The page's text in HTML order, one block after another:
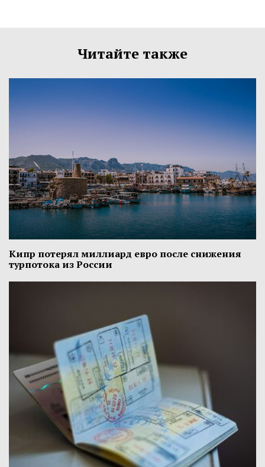
Читайте также
Кипр потерял миллиард евро после снижения
турпотока из России